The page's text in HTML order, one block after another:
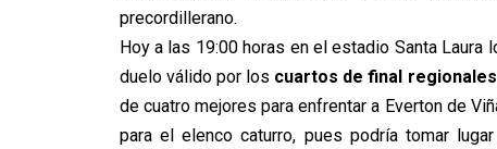
precordillerano.
Hoy a las 19:00 horas en el estadio Santa Laura
duelo válido por los cuartos de final
de cuatro mejores para enfrentar a Everton de
para el elenco caturro, pues podría tomar